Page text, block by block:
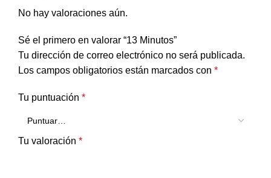
No hay valoraciones aún.
Sé el primero en valorar “13 Minutos”
Tu dirección de correo electrónico no será publicada.
Los campos obligatorios están marcados con *
Tu puntuación *
Tu valoración *